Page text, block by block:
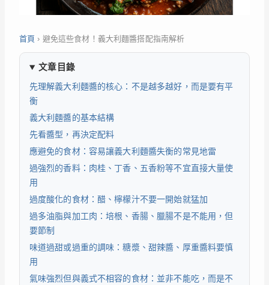
首頁 › 避免這些食材！義大利麵醬搭配指南解析
文章目錄
先理解義大利麵醬的核心：不是越多越好，而是要有平
衡
義大利麵醬的基本結構
先看醬型，再決定配料
應避免的食材：容易讓義大利麵醬失衡的常見地雷
過強烈的香料：肉桂、丁香、五香粉等不宜直接大量使
用
過度酸化的食材：醋、檸檬汁不要一開始就猛加
過多油脂與加工肉：培根、香腸、臘腸不是不能用，但
要節制
味道過甜或過重的調味：糖漿、甜辣醬、厚重醬料要慎
用
氣味強烈但與義式不相容的食材：並非不能吃，而是不